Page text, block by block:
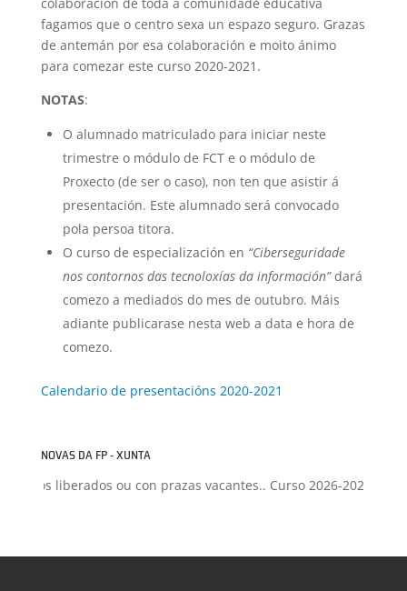
fagamos que o centro sexa un espazo seguro. Grazas
de antemán por esa colaboración e moito ánimo
para comezar este curso 2020-2021.
NOTAS:
O alumnado matriculado para iniciar neste
trimestre o módulo de FCT e o módulo de
Proxecto (de ser o caso), non ten que asistir á
presentación. Este alumnado será convocado
pola persoa titora.
O curso de especialización en “Ciberseguridade
nos contornos das tecnoloxías da información”dará
comezo a mediados do mes de outubro. Máis
adiante publicarase nesta web a data e hora de
comezo.
Calendario de presentacións 2020-2021
NOVAS DA FP - XUNTA
liberados ou con prazas vacantes.. Curso 2026-2027+